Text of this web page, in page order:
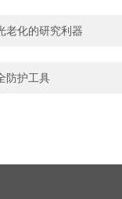
老化的研究利器
防护工具